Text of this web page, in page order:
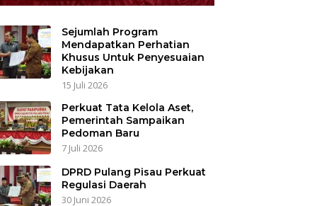
Sejumlah Program
Mendapatkan Perhatian
Khusus Untuk Penyesuaian
Kebijakan
15 Juli 2026
Perkuat Tata Kelola Aset,
Pemerintah Sampaikan
Pedoman Baru
7 Juli 2026
DPRD Pulang Pisau Perkuat
Regulasi Daerah
30 Juni 2026